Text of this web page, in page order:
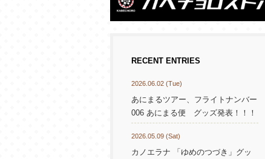
RECENT ENTRIES
2026.06.02 (Tue)
あにまるツアー、フライトナンバー
006 あにまる便 グッズ発表！！！
2026.05.09 (Sat)
カノエラナ 「ゆめのつづき」グッ